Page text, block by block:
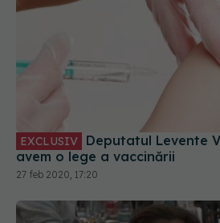
EXCLUSIV
avem o lege a vaccinării
27 feb 2020, 17:20